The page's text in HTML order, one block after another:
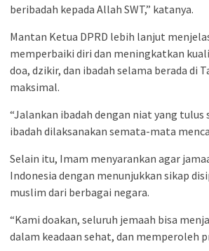
beribadah kepada Allah SWT,” katanya.
Mantan Ketua DPRD lebih lanjut
memperbaiki diri dan meningkatkan
doa, dzikir, dan ibadah selama berada di
maksimal.
“Jalankan ibadah dengan niat yang
ibadah dilaksanakan semata-mata
Selain itu, Imam menyarankan agar
Indonesia dengan menunjukkan sikap
muslim dari berbagai negara.
“Kami doakan, seluruh jemaah bisa
dalam keadaan sehat, dan memperoleh